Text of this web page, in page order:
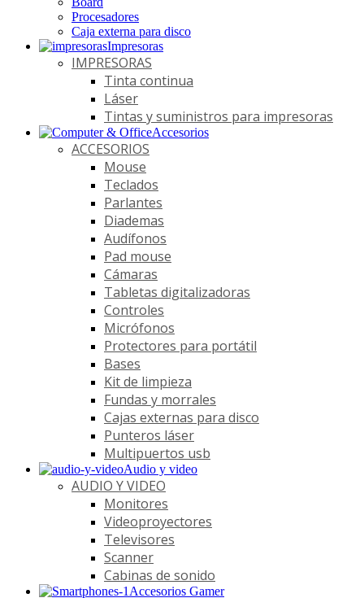
Procesadores
Caja externa para disco
Impresoras
IMPRESORAS
Tinta continua
Láser
Tintas y suministros para impresoras
Accesorios
ACCESORIOS
Mouse
Teclados
Parlantes
Diademas
Audífonos
Pad mouse
Cámaras
Tabletas digitalizadoras
Controles
Micrófonos
Protectores para portátil
Bases
Kit de limpieza
Fundas y morrales
Cajas externas para disco
Punteros láser
Multipuertos usb
Audio y video
AUDIO Y VIDEO
Monitores
Videoproyectores
Televisores
Scanner
Cabinas de sonido
Accesorios Gamer